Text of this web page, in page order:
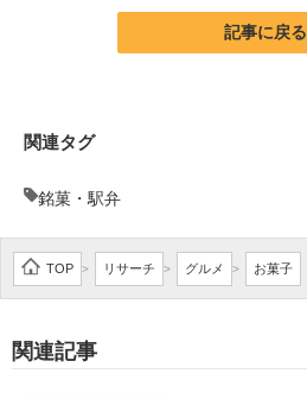
AI活用のいまが分かる
企業向けIT製品の総合サイト
製造業のIT導入・活用を支援
記事に戻る
関連タグ
銘菓・駅弁
TOP > リサーチ > グルメ > お菓子
関連記事